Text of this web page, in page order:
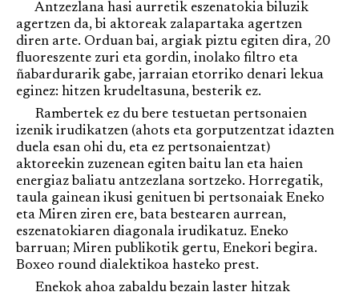
Antzezlana hasi aurretik eszenatokia biluzik
agertzen da, bi aktoreak zalapartaka agertzen
diren arte. Orduan bai, argiak piztu egiten dira, 20
fluoreszente zuri eta gordin, inolako filtro eta
ñabardurarik gabe, jarraian etorriko denari lekua
eginez: hitzen krudeltasuna, besterik ez.
Rambertek ez du bere testuetan pertsonaien
izenik irudikatzen (ahots eta gorputzentzat idazten
duela esan ohi du, eta ez pertsonaientzat)
aktoreekin zuzenean egiten baitu lan eta haien
energiaz baliatu antzezlana sortzeko. Horregatik,
taula gainean ikusi genituen bi pertsonaiak Eneko
eta Miren ziren ere, bata bestearen aurrean,
eszenatokiaren diagonala irudikatuz. Eneko
barruan; Miren publikotik gertu, Enekori begira.
Boxeo round dialektikoa hasteko prest.
Enekok ahoa zabaldu bezain laster hitzak